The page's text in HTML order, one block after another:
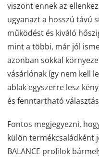
viszont ennek az
ugyanazt a hosszú távú
működést és kiváló
mint a többi, már jól
azonban sokkal
vásárlónak így nem kell
ablak egyszerre lesz
és fenntartható
Fontos megjegyezni,
külön termékcsaládként
BALANCE profilok